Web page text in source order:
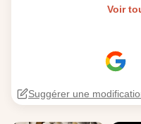
Voir
Suggérer une